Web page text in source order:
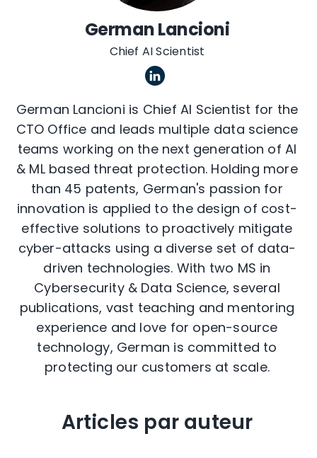
German Lancioni
Chief AI Scientist
German Lancioni is Chief AI Scientist for the
CTO Office and leads multiple data science
teams working on the next generation of AI
& ML based threat protection. Holding more
than 45 patents, German's passion for
innovation is applied to the design of cost-
effective solutions to proactively mitigate
cyber-attacks using a diverse set of data-
driven technologies. With two MS in
Cybersecurity & Data Science, several
publications, vast teaching and mentoring
experience and love for open-source
technology, German is committed to
protecting our customers at scale.
Articles par auteur